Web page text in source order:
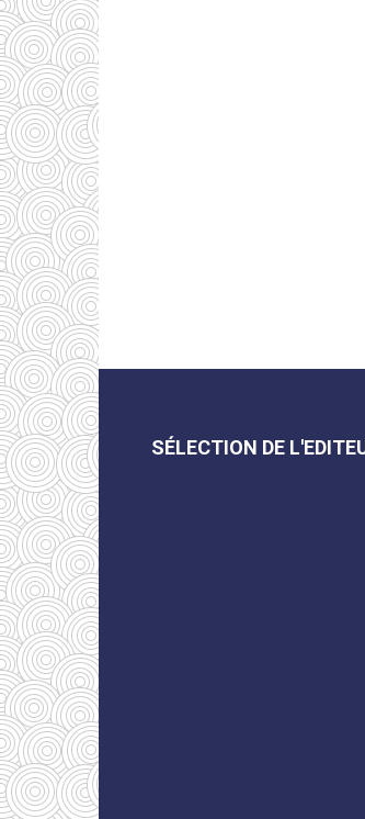
SÉLECTION DE